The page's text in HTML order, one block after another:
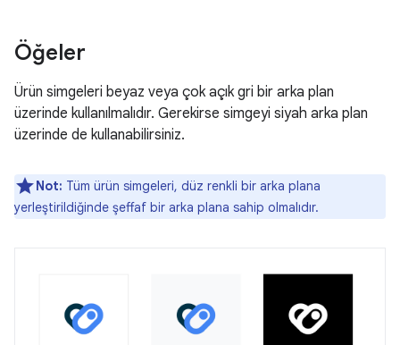
Öğeler
Ürün simgeleri beyaz veya çok açık gri bir arka plan
üzerinde kullanılmalıdır. Gerekirse simgeyi siyah arka plan
üzerinde de kullanabilirsiniz.
Not: Tüm ürün simgeleri, düz renkli bir arka plana
yerleştirildiğinde şeffaf bir arka plana sahip olmalıdır.